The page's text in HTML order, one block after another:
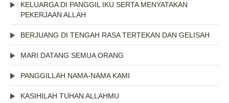
KELUARGA DI PANGGIL IKU SERTA MENYATAKAN
PEKERJAAN ALLAH
BERJUANG DI TENGAH RASA TERTEKAN DAN GELISAH
MARI DATANG SEMUA ORANG
PANGGILLAH NAMA-NAMA KAMI
KASIHILAH TUHAN ALLAHMU